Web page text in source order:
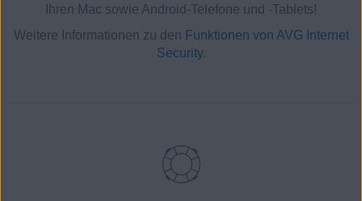
Ihren Mac sowie Android-Telefone und -Tablets!
Weitere Informationen zu den Funktionen von AVG Internet
Security.